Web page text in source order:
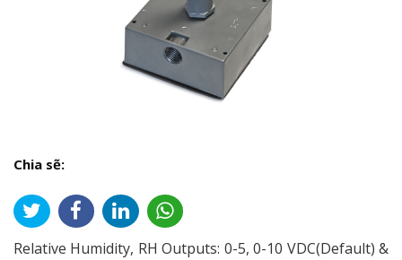
Chia sẽ:
Relative Humidity, RH Outputs: 0-5, 0-10 VDC(Default) &